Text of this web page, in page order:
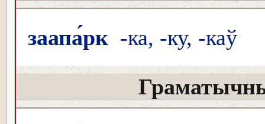
заапа́рк -ка, -ку, -каў